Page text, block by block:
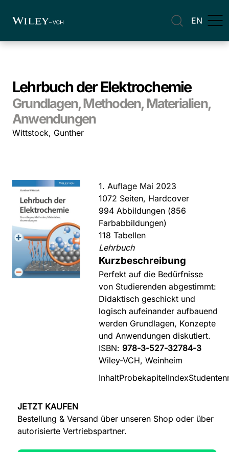
EN
Lehrbuch der Elektrochemie
Grundlagen, Methoden, Materialien,
Anwendungen
Wittstock, Gunther
1. Auflage Mai 2023
1072 Seiten, Hardcover
994 Abbildungen (856
Farbabbildungen)
118 Tabellen
Lehrbuch
Kurzbeschreibung
Perfekt auf die Bedürfnisse
von Studierenden abgestimmt:
Didaktisch geschickt und
logisch aufeinander aufbauend
werden Grundlagen, Konzepte
und Anwendungen diskutiert.
ISBN: 978-3-527-32784-3
Wiley-VCH, Weinheim
InhaltProbekapitelIndex
JETZT KAUFEN
Bestellung & Versand über unseren Shop oder über
autorisierte Vertriebspartner.